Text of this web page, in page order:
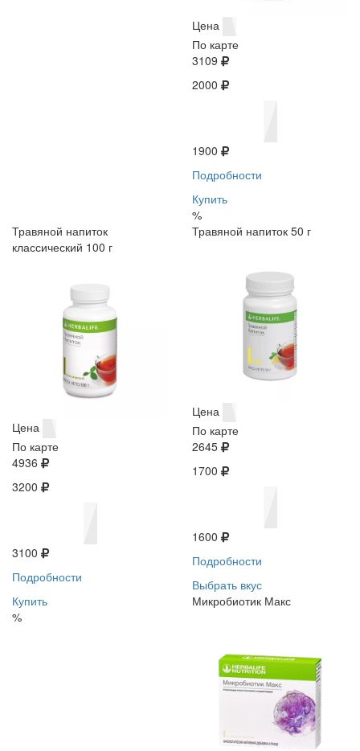
Цена
По карте
3109
2000
1900
Подробности
Купить
%
Травяной напиток
классический 100 г
Цена
По карте
4936
3200
3100
Подробности
Купить
%
Травяной напиток 50 г
Цена
По карте
2645
1700
1600
Подробности
Выбрать вкус
Микробиотик Макс